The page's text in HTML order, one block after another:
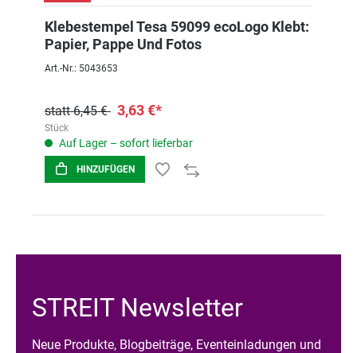
Klebestempel Tesa 59099 ecoLogo Klebt:
Papier, Pappe Und Fotos
Art.-Nr.: 5043653
statt 6,45 € 3,63 €*
Stück
Auf Lager – sofort lieferbar
HINZUFÜGEN
STREIT Newsletter
Neue Produkte, Blogbeiträge, Eventeinladungen und